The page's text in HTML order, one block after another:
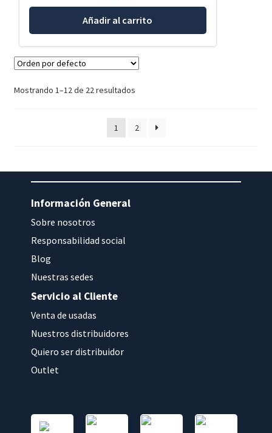
Añadir al carrito
Mostrando 1–12 de 22 resultados
1 2
Información General
Sobre nosotros
Responsabilidad social
Blog
Nuestras sedes
Servicio al Cliente
Venta de usadas
Nuestros distribuidores
Quiero ser distribuidor
Outlet